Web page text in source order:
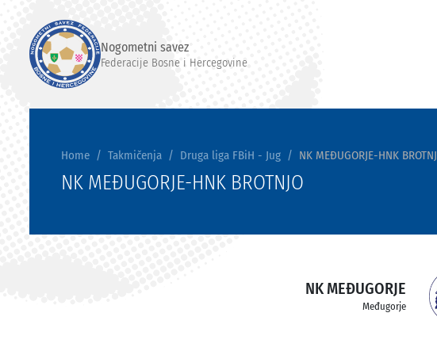
Nogometni savez
Federacije Bosne i Hercegovine
Home Takmičenja Druga liga FBiH - Jug NK MEĐUGORJE-HNK
NK MEĐUGORJE-HNK BROTNJO
NK MEĐUGORJE
Međugorje